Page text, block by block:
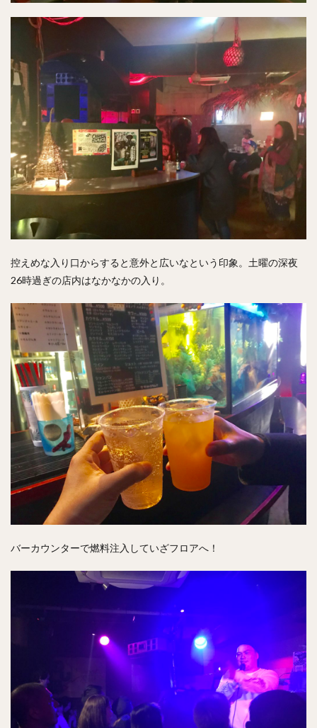
控えめな入り口からすると意外と広いなという印象。土曜の深夜
26時過ぎの店内はなかなかの入り。
バーカウンターで燃料注入していざフロアへ！